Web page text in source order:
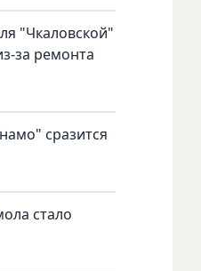
"Чкаловской"
за ремонта
сразится
стало